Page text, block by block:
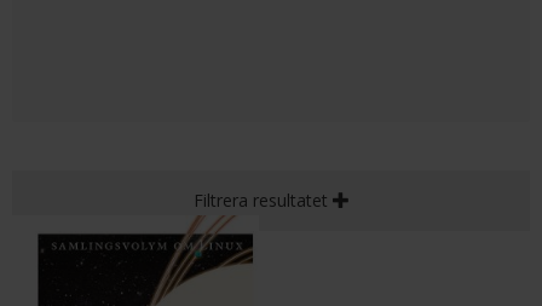
Filtrera resultatet